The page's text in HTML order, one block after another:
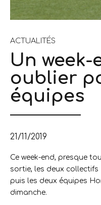
ACTUALITÉS
Un week-
oublier
équipes
21/11/2019
Ce week-end, presque
sortie, les deux collectifs
puis les deux équipes
dimanche.